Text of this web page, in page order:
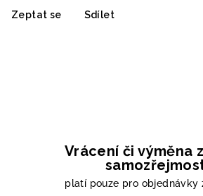
Zeptat se Sdílet
Vrácení či výměna
platí pouze pro objednávky